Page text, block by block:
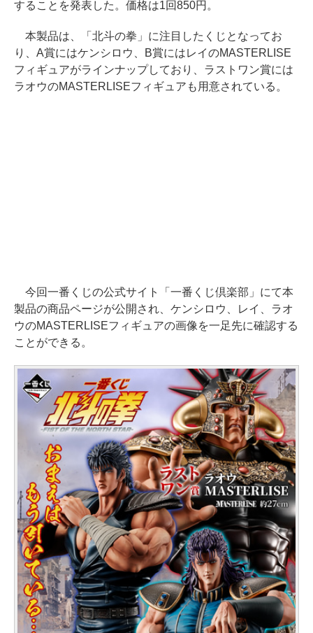
することを発表した。価格は1回850円。
本製品は、「北斗の拳」に注目したくじとなってお
り、A賞にはケンシロウ、B賞にはレイのMASTERLISE
フィギュアがラインナップしており、ラストワン賞には
ラオウのMASTERLISEフィギュアも用意されている。
今回一番くじの公式サイト「一番くじ倶楽部」にて本
製品の商品ページが公開され、ケンシロウ、レイ、ラオ
ウのMASTERLISEフィギュアの画像を一足先に確認する
ことができる。